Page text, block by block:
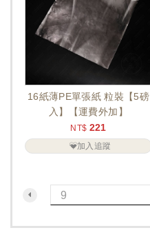
16紙薄PE單張紙 粒裝【5磅
入】【運費外加】
NT$ 221
加入追蹤